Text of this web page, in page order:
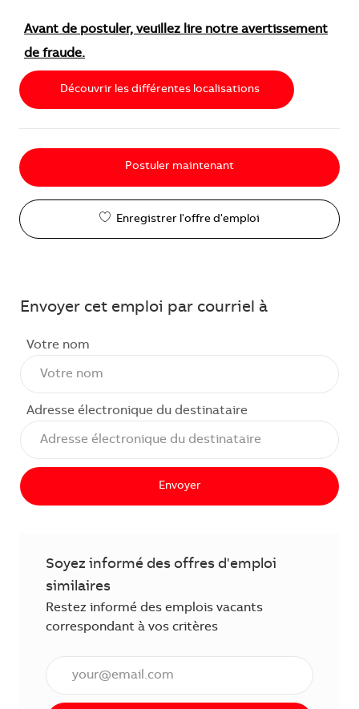
Avant de postuler, veuillez lire notre avertissement
de fraude.
Découvrir les différentes localisations
Postuler maintenant
Enregistrer l'offre d'emploi
Envoyer cet emploi par courriel à
Votre nom
Adresse électronique du destinataire
Envoyer
Soyez informé des offres d'emploi
similaires
Restez informé des emplois vacants
correspondant à vos critères
Saisissez l'adresse électronique (obligatoire)